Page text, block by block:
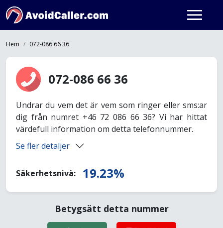
Hem 072-086 66 36
072-086 66 36
Undrar du vem det är vem som ringer eller sms:ar
dig från numret +46 72 086 66 36? Vi har hittat
värdefull information om detta telefonnummer.
Se fler detaljer
Säkerhetsnivå: 19.23%
Betygsätt detta nummer